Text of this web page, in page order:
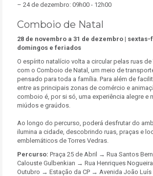
– 24 de dezembro: 09h00 - 12h00
Comboio de Natal
28 de novembro a 31 de dezembro | sextas-
domingos e feriados
O espírito natalício volta a circular pelas ruas de
com o Comboio de Natal, um meio de
pensado para toda a família. Para além de
entre as principais zonas de comércio e
comboio é, por si só, uma experiência alegre e
miúdos e graúdos.
Ao longo do percurso, poderá desfrutar do
ilumina a cidade, descobrindo ruas, praças e
emblemáticos de Torres Vedras.
Percurso: Praça 25 de Abril → Rua Santos
Calouste Gulbenkian → Rua Henriques Nogueira
Outubro → Estação da CP → Avenida João Luís